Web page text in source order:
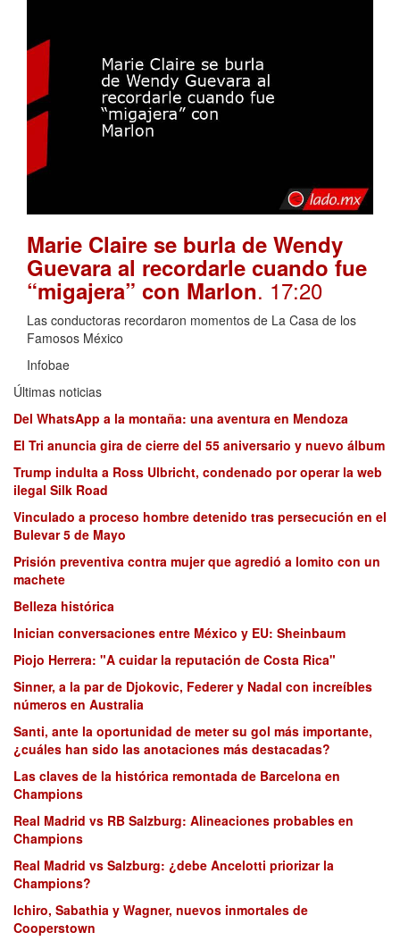
Marie Claire se burla de Wendy
Guevara al recordarle cuando fue
“migajera” con Marlon. 17:20
Las conductoras recordaron momentos de La Casa de los
Famosos México
Infobae
Últimas noticias
Del WhatsApp a la montaña: una aventura en Mendoza
El Tri anuncia gira de cierre del 55 aniversario y nuevo álbum
Trump indulta a Ross Ulbricht, condenado por operar la web
ilegal Silk Road
Vinculado a proceso hombre detenido tras persecución en el
Bulevar 5 de Mayo
Prisión preventiva contra mujer que agredió a lomito con un
machete
Belleza histórica
Inician conversaciones entre México y EU: Sheinbaum
Piojo Herrera: "A cuidar la reputación de Costa Rica"
Sinner, a la par de Djokovic, Federer y Nadal con increíbles
números en Australia
Santi, ante la oportunidad de meter su gol más importante,
¿cuáles han sido las anotaciones más destacadas?
Las claves de la histórica remontada de Barcelona en
Champions
Real Madrid vs RB Salzburg: Alineaciones probables en
Champions
Real Madrid vs Salzburg: ¿debe Ancelotti priorizar la
Champions?
Ichiro, Sabathia y Wagner, nuevos inmortales de
Cooperstown